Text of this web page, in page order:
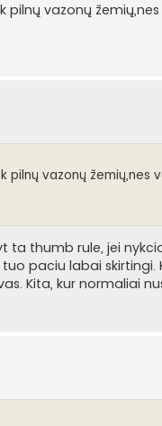
pilnų vazonų
pilnų vazonų žemių,nes
thumb rule, jei
paciu labai skirtingi.
Kita, kur normaliai